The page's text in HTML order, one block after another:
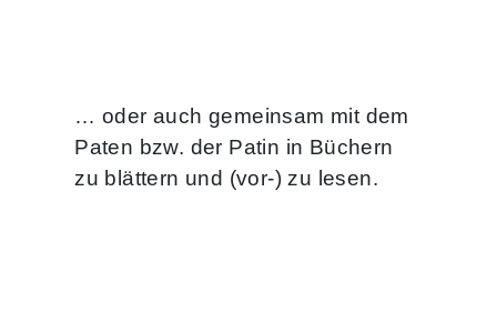
… oder auch gemeinsam mit dem
Paten bzw. der Patin in Büchern
zu blättern und (vor-) zu lesen.